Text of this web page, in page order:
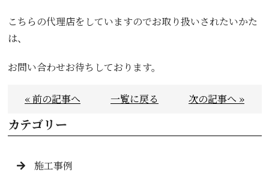
こちらの代理店をしていますのでお取り扱いされたいかた
は、
お問い合わせお待ちしております。
« 前の記事へ 一覧に戻る 次の記事へ »
カテゴリー
施工事例